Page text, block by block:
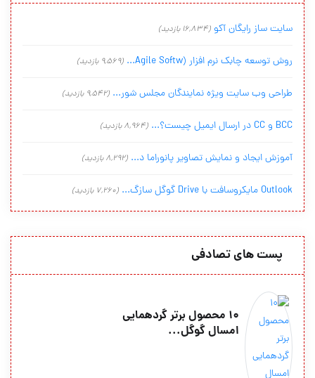
سایت ساز رایگان آکو (16,834 بازدید)
روش توسعه چابک نرم افزار (Agile Softw... (9,569 بازدید)
طراحی وب سایت ویژه نمایندگان مجلس شور... (9,542 بازدید)
BCC و CC در ارسال ایمیل چیست؟... (8,964 بازدید)
آموزش ایجاد و نمایش تصاویر پانوراما د... (8,292 بازدید)
Outlook مایکروسافت با Drive گوگل سازگ... (7,260 بازدید)
پست های تصادفی
۱۰ محصول برتر گردهمایی
امسال گوگل...